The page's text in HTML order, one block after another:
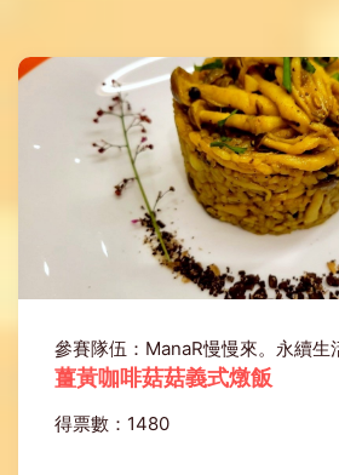
參賽隊伍：ManaR慢慢來。永續生
薑黃咖啡菇菇義式燉飯
得票數：1480